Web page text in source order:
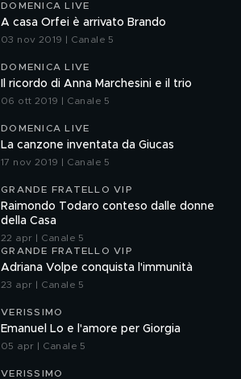
DOMENICA LIVE
A casa Orfei è arrivato Brando
03 nov 2019 | Canale 5
DOMENICA LIVE
Il ricordo di Anna Marchesini e il trio
06 ott 2019 | Canale 5
DOMENICA LIVE
La canzone inventata da Giucas
17 nov 2019 | Canale 5
GRANDE FRATELLO VIP
Raimondo Todaro conteso dalle donne
della Casa
22 apr | Canale 5
GRANDE FRATELLO VIP
Adriana Volpe conquista l'immunità
23 apr | Canale 5
VERISSIMO
Emanuel Lo e l'amore per Giorgia
05 apr | Canale 5
VERISSIMO